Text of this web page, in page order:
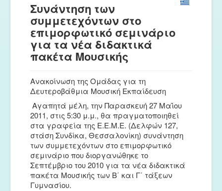
Publications
Free material
News
Music Groups
Euterpe
Συνάντηση των
συμμετεχόντων στο
επιμορφωτικό σεμινάριο
για τα νέα διδακτικά
πακέτα Μουσικής
Ανακοίνωση της Ομάδας για τη
Δευτεροβάθμια Μουσική Εκπαίδευση
Αγαπητά μέλη, την Παρασκευή 27 Μαΐου
2011, στις 5:30 μ.μ., θα πραγματοποιηθεί
στα γραφεία της Ε.Ε.Μ.Ε. (Δελφών 127,
στάση Συνδίκα, Θεσσαλονίκη) συνάντηση
των συμμετεχόντων στο επιμορφωτικό
σεμινάριο που διοργανώθηκε το
Σεπτέμβριο του 2010 για τα νέα διδακτικά
πακέτα Μουσικής των Β΄ και Γ΄ τάξεων
Γυμνασίου.